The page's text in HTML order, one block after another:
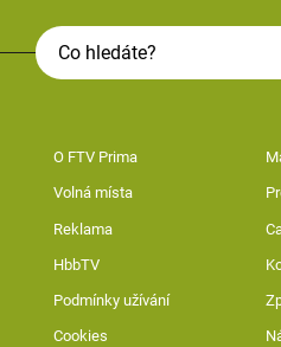
O FTV Prima
Volná místa
Reklama
HbbTV
Podmínky užívání
Cookies